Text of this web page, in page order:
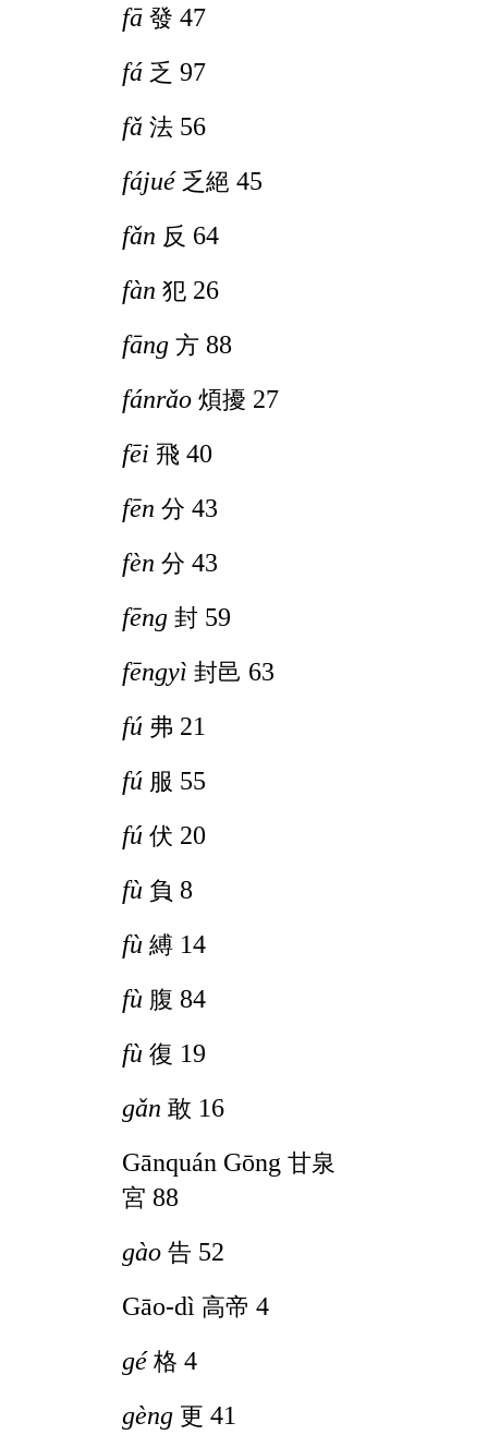
fā 發 47
fá 乏 97
fǎ 法 56
fájué 乏絕 45
fǎn 反 64
fàn 犯 26
fāng 方 88
fánrǎo 煩擾 27
fēi 飛 40
fēn 分 43
fèn 分 43
fēng 封 59
fēngyì 封邑 63
fú 弗 21
fú 服 55
fú 伏 20
fù 負 8
fù 縛 14
fù 腹 84
fù 復 19
gǎn 敢 16
Gānquán Gōng 甘泉
宮 88
gào 告 52
Gāo-dì 高帝 4
gé 格 4
gèng 更 41